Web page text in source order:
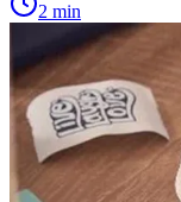
2 min